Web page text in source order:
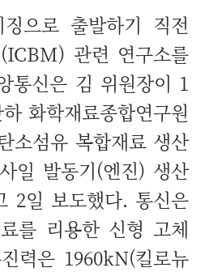
으로 출발하기 직전
관련 연구소를
통신은 김 위원장이 1
화학재료종합연구원
소섬유 복합재료 생산
일 발동기(엔진) 생산
2일 보도했다. 통신은
를 리용한 신형 고체
력은 1960kN(킬로뉴